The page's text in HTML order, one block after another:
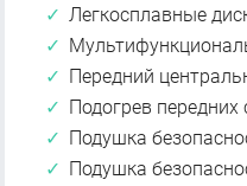
Легкосплавные
Передний
Подогрев передних
Подушка
Подушка